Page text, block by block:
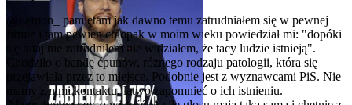
@Lemon_
pamiętam jak dawno temu zatrudniałem się w pewnej
firmie i tam pewien chłopak w moim wieku powiedział mi: "dopóki
się tutaj nie zatrudniłem nie widziałem, że tacy ludzie istnieją".
Chodziło o bandę ćpunów, różnego rodzaju patologii, która się
przejawiała przez to miejsce. Podobnie jest z wyznawcami PiS. Nie
mamy z nimi kontaktu, łatwo zapomnieć o ich istnieniu.